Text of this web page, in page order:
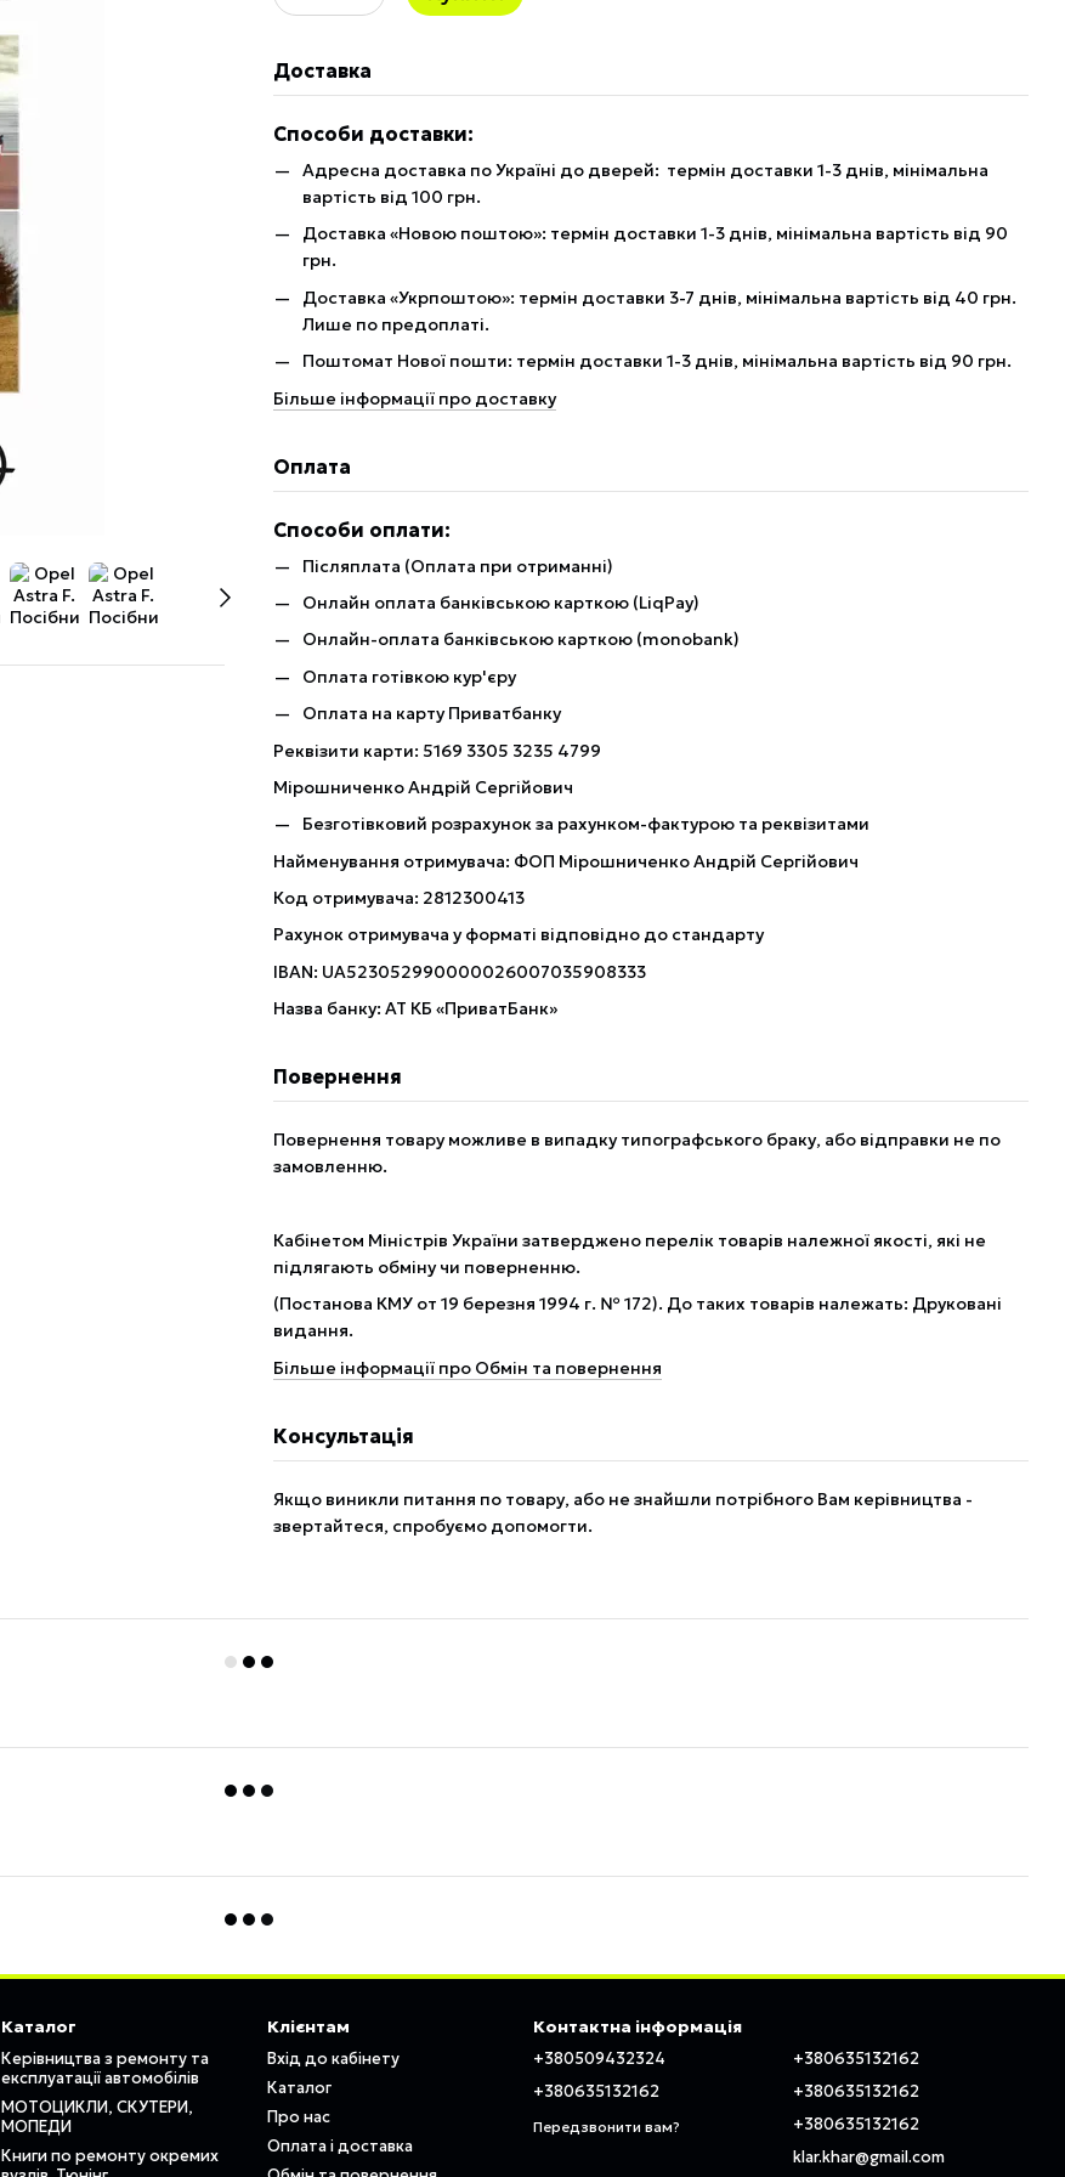
Доставка
Способи доставки:
Адресна доставка по Україні до дверей: термін доставки 1-3 днів, мінімальна
вартість від 100 грн.
Доставка «Новою поштою»: термін доставки 1-3 днів, мінімальна вартість від 90
грн.
Доставка «Укрпоштою»: термін доставки 3-7 днів, мінімальна вартість від 40 грн.
Лише по предоплаті.
Поштомат Нової пошти: термін доставки 1-3 днів, мінімальна вартість від 90 грн.
Більше інформації про доставку
Оплата
Способи оплати:
Післяплата (Оплата при отриманні)
Онлайн оплата банківською карткою (LiqPay)
Онлайн-оплата банківською карткою (monobank)
Оплата готівкою кур'єру
Оплата на карту Приватбанку
Реквізити карти: 5169 3305 3235 4799
Мірошниченко Андрій Сергійович
Безготівковий розрахунок за рахунком-фактурою та реквізитами
Найменування отримувача: ФОП Мірошниченко Андрій Сергійович
Код отримувача: 2812300413
Рахунок отримувача у форматі відповідно до стандарту
IBAN: UA523052990000026007035908333
Назва банку: АТ КБ «ПриватБанк»
Повернення
Повернення товару можливе в випадку типографського браку, або відправки не по
замовленню.
Кабінетом Міністрів України затверджено перелік товарів належної якості, які не
підлягають обміну чи поверненню.
(Постанова КМУ от 19 березня 1994 г. № 172). До таких товарів належать: Друковані
видання.
Більше інформації про Обмін та повернення
Консультація
Якщо виникли питання по товару, або не знайшли потрібного Вам керівництва -
звертайтеся, спробуємо допомогти.
Каталог
Керівництва з ремонту та
експлуатації автомобілів
МОТОЦИКЛИ, СКУТЕРИ,
МОПЕДИ
Книги по ремонту окремих
Клієнтам
Вхід до кабінету
Каталог
Про нас
Оплата і доставка
Контактна інформація
+380509432324
+380635132162
Передзвонити вам?
+380635132162
+380635132162
+380635132162
klar.khar@gmail.com